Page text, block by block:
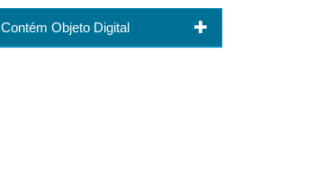
Contém Objeto Digital